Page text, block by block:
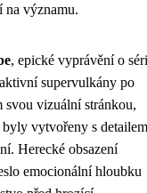
na významu.
, epické vyprávění o
supervulkány po
svou vizuální stránkou,
vytvořeny s
Herecké obsazení
emocionální hloubku